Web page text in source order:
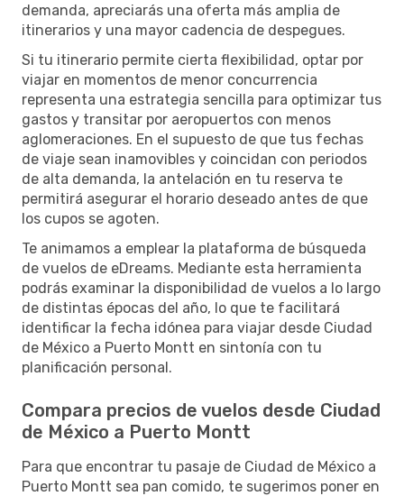
demanda, apreciarás una oferta más amplia de
itinerarios y una mayor cadencia de despegues.
Si tu itinerario permite cierta flexibilidad, optar por
viajar en momentos de menor concurrencia
representa una estrategia sencilla para optimizar tus
gastos y transitar por aeropuertos con menos
aglomeraciones. En el supuesto de que tus fechas
de viaje sean inamovibles y coincidan con periodos
de alta demanda, la antelación en tu reserva te
permitirá asegurar el horario deseado antes de que
los cupos se agoten.
Te animamos a emplear la plataforma de búsqueda
de vuelos de eDreams. Mediante esta herramienta
podrás examinar la disponibilidad de vuelos a lo largo
de distintas épocas del año, lo que te facilitará
identificar la fecha idónea para viajar desde Ciudad
de México a Puerto Montt en sintonía con tu
planificación personal.
Compara precios de vuelos desde Ciudad
de México a Puerto Montt
Para que encontrar tu pasaje de Ciudad de México a
Puerto Montt sea pan comido, te sugerimos poner en